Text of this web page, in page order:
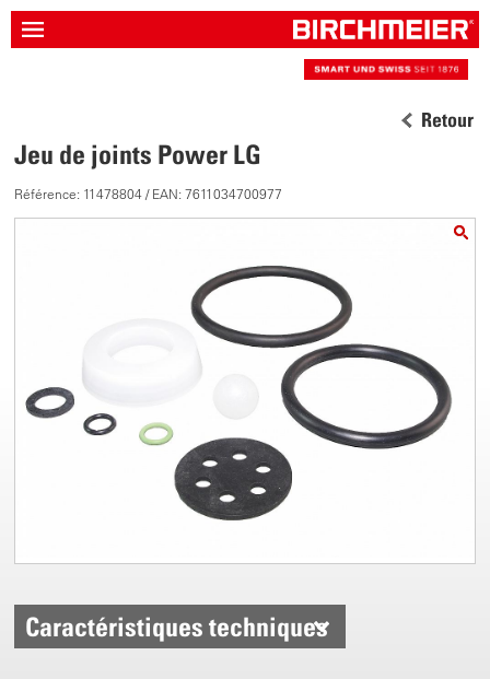
Retour
Jeu de joints Power LG
Référence: 11478804 / EAN: 7611034700977
Caractéristiques techniques